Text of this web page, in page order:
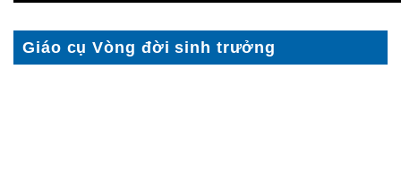
Giáo cụ Vòng đời sinh trưởng